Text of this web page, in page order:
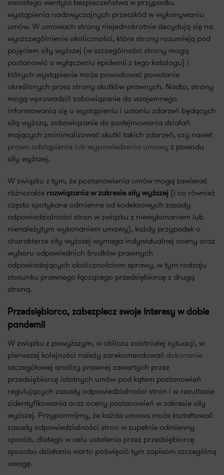
wystąpienia nadzwyczajnych przeszkód w wykonywaniu
umów. W umowach strony niejednokrotnie decydują się na
wyszczególnienie okoliczności, które strony rozumieją pod
pojęciem siły wyższej (w szczególności strony mogą
postanowić o wyłączeniu epidemii z tego katalogu) i
których wystąpienie może powodować powstanie
określonych przez strony skutków prawnych. Nadto, strony
mogą wprowadzić zobowiązanie do wzajemnego
informowania się o wystąpieniu i ustaniu zdarzeń będących
siłą wyższą, zobowiązanie do podejmowania działań
mających zminimalizować skutki takich zdarzeń, czy nawet
prawo odstąpienia lub wypowiedzenia umowy z powodu
siły wyższej.
W związku z tym, że postanowienia umów mogą zawierać
różnorakie rozwiązania w zakresie siły wyższej (i co również
często spotykane odmienne od kodeksowych zasady
odpowiedzialności stron w związku z niewykonaniem lub
nienależytym wykonaniem umowy), każdy przypadek o
charakterze siły wyższej wymaga indywidualnej oceny oraz
wyboru odpowiednich środków prawnych
odpowiadających okolicznościom sprawy, w tym rodzaju
stosunku prawnego łączącego przedsiębiorcę z drugą
stroną.
Przedsiębiorco, zabezpiecz swoje interesy w dobie
pandemii
W związku z powyższym, w obliczu zaistniałej sytuacji, w
pierwszej kolejności należy zarekomendować dokonanie
szczegółowej analizy prawnej zawartych przez
przedsiębiorcę istotnych umów pod kątem postanowień
regulujących zasady odpowiedzialności stron i w rezultacie
zidentyfikowania oraz oceny postanowień w zakresie siły
wyższej. Przypomnijmy, że każda umowa może kształtować
zasady odpowiedzialności stron w zupełnie odmienny
sposób, dlatego w celu ustalenia przez przedsiębiorcę
sposobu działania warto poświęcić tym zapisom szczególną
uwagę.